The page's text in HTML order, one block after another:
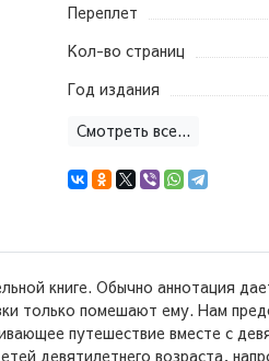
Переплет
Кол-во страниц
Год издания
Смотреть все...
книге. Обычно аннотация
только помешают ему. Нам
путешествие вместе с
девятилетнего возраста,